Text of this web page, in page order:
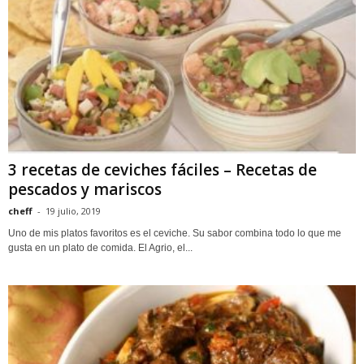
3 recetas de ceviches fáciles – Recetas de
pescados y mariscos
cheff - 19 julio, 2019
Uno de mis platos favoritos es el ceviche. Su sabor combina todo lo que me
gusta en un plato de comida. El Agrio, el...